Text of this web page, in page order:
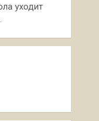
уходит